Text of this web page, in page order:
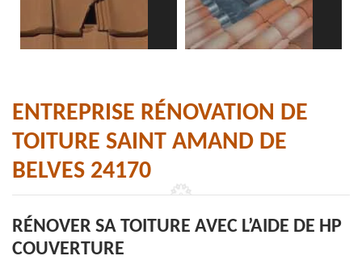
ENTREPRISE RÉNOVATION DE
TOITURE SAINT AMAND DE
BELVES 24170
RÉNOVER SA TOITURE AVEC L’AIDE DE HP
COUVERTURE